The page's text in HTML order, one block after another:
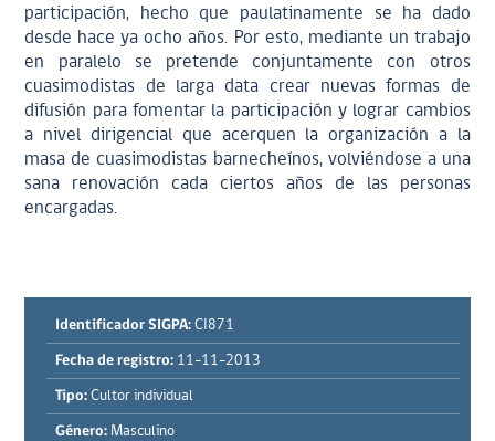
participación, hecho que paulatinamente se ha dado
desde hace ya ocho años. Por esto, mediante un trabajo
en paralelo se pretende conjuntamente con otros
cuasimodistas de larga data crear nuevas formas de
difusión para fomentar la participación y lograr cambios
a nivel dirigencial que acerquen la organización a la
masa de cuasimodistas barnecheínos, volviéndose a una
sana renovación cada ciertos años de las personas
encargadas.
Identificador SIGPA: CI871
Fecha de registro: 11-11-2013
Tipo: Cultor individual
Género: Masculino